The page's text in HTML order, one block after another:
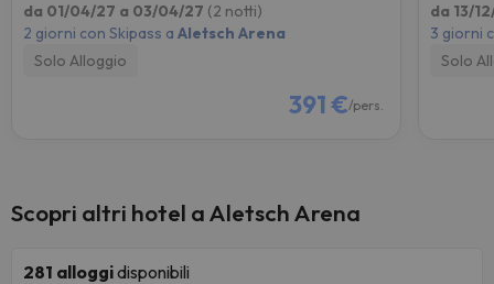
da 01/04/27 a 03/04/27 (2 notti)
2 giorni con Skipass a Aletsch Arena
Solo Alloggio
391 €/pers.
da 13/
3 giorni
Solo
Scopri altri hotel a Aletsch Arena
281 alloggidisponibili